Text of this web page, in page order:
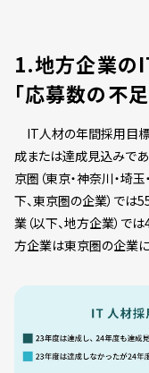
1.地方企業の
「応募数の不足
IT人材の年間採用目標
成または達成見込みで
京圏（東京・神奈川・埼
下、東京圏の企業）では
業（以下、地方企業）で
方企業は東京圏の企業